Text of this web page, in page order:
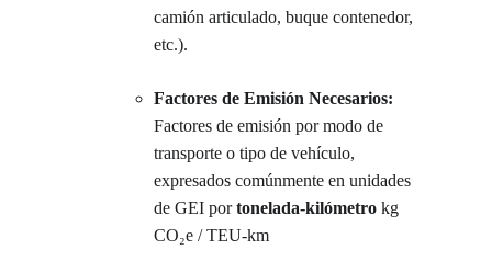
camión articulado, buque contenedor,
etc.).
Factores de Emisión Necesarios:
Factores de emisión por modo de
transporte o tipo de vehículo,
expresados comúnmente en unidades
de GEI por tonelada-kilómetro kg
CO₂e / TEU-km